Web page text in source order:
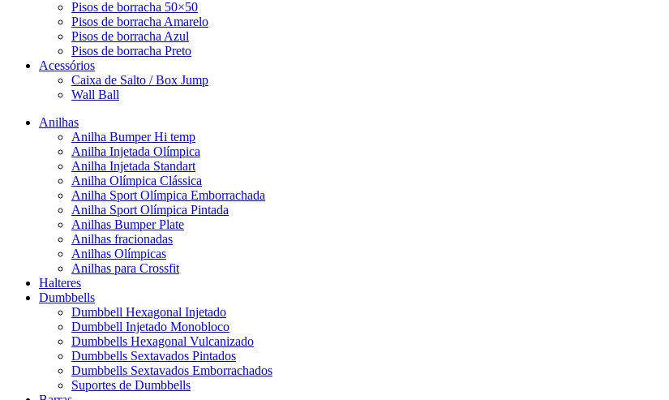
Pisos de borracha 50×50
Pisos de borracha Amarelo
Pisos de borracha Azul
Pisos de borracha Preto
Acessórios
Caixa de Salto / Box Jump
Wall Ball
Anilhas
Anilha Bumper Hi temp
Anilha Injetada Olímpica
Anilha Injetada Standart
Anilha Olímpica Clássica
Anilha Sport Olímpica Emborrachada
Anilha Sport Olímpica Pintada
Anilhas Bumper Plate
Anilhas fracionadas
Anilhas Olímpicas
Anilhas para Crossfit
Halteres
Dumbbells
Dumbbell Hexagonal Injetado
Dumbbell Injetado Monobloco
Dumbbells Hexagonal Vulcanizado
Dumbbells Sextavados Pintados
Dumbbells Sextavados Emborrachados
Suportes de Dumbbells